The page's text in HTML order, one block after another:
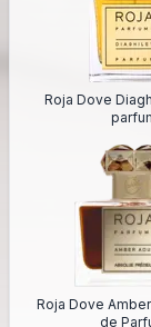
Roja Dove
Roja Dove
de